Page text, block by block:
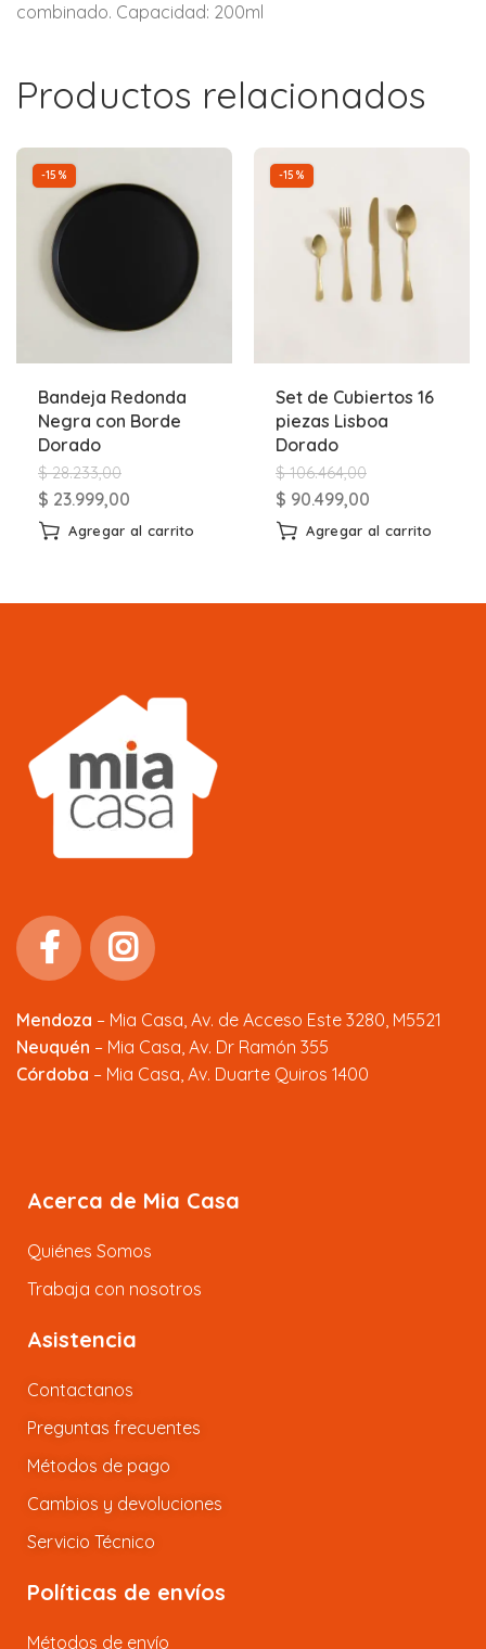
combinado. Capacidad: 200ml
Productos relacionados
-15%
Bandeja Redonda
Negra con Borde
Dorado
$28.233,00
$ 23.999,00
Agregar al carrito
-15%
Set de Cubiertos 16
piezas Lisboa
Dorado
$106.464,00
$ 90.499,00
Agregar al carrito
Mendoza – Mia Casa, Av. de Acceso Este 3280, M5521
Neuquén – Mia Casa, Av. Dr Ramón 355
Córdoba – Mia Casa, Av. Duarte Quiros 1400
Acerca de Mia Casa
Quiénes Somos
Trabaja con nosotros
Asistencia
Contactanos
Preguntas frecuentes
Métodos de pago
Cambios y devoluciones
Servicio Técnico
Políticas de envíos
Métodos de envío